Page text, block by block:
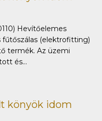
Hevítőelemes
(elektrofitting)
termék. Az üzemi
és...
könyök idom